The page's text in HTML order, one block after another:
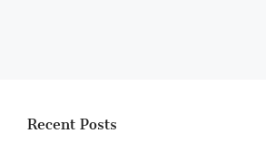
Recent Posts